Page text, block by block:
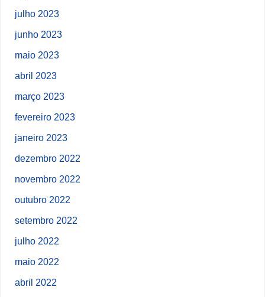
julho 2023
junho 2023
maio 2023
abril 2023
março 2023
fevereiro 2023
janeiro 2023
dezembro 2022
novembro 2022
outubro 2022
setembro 2022
julho 2022
maio 2022
abril 2022